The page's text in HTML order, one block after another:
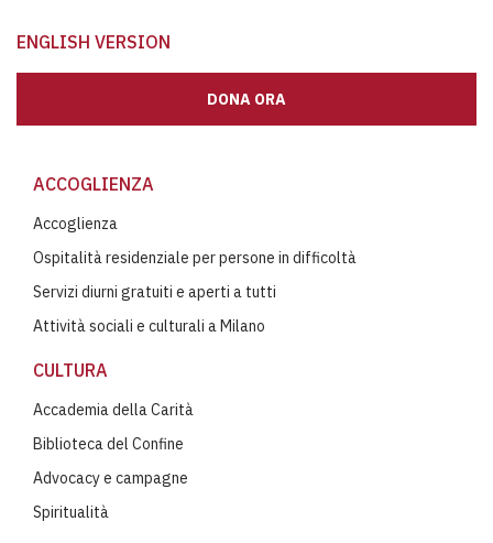
ENGLISH VERSION
DONA ORA
ACCOGLIENZA
Accoglienza
Ospitalità residenziale per persone in difficoltà
Servizi diurni gratuiti e aperti a tutti
Attività sociali e culturali a Milano
CULTURA
Accademia della Carità
Biblioteca del Confine
Advocacy e campagne
Spiritualità